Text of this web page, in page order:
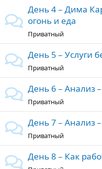
День 4 – Дима
огонь и еда
Приватный
День 5 – Услуги
Приватный
День 6 – Анализ –
Приватный
День 7 – Анализ
Приватный
День 8 – Как